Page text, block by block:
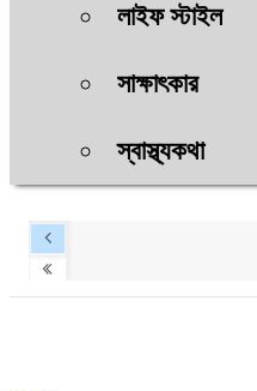
লাইফ স্টাইল
সাক্ষাৎকার
স্বাস্থ্যকথা